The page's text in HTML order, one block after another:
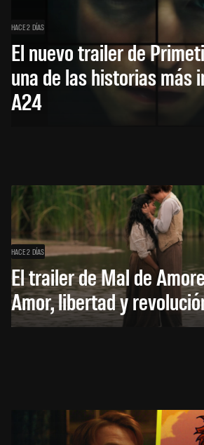
HACE 2 DÍAS
El nuevo trailer de
una de las historias más
A24
HACE 2 DÍAS
El trailer de Mal de
Amor, libertad y